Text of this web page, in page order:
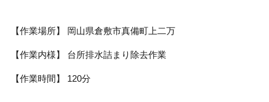
【作業場所】 岡山県倉敷市真備町上二万
【作業内様】 台所排水詰まり除去作業
【作業時間】 120分